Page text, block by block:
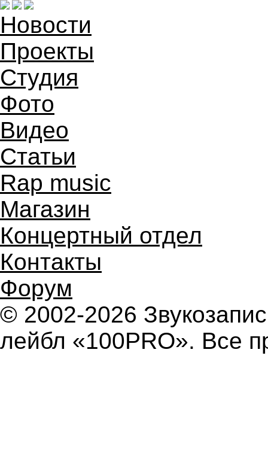
Новости
Проекты
Студия
Фото
Видео
Статьи
Rap music
Магазин
Концертный отдел
Контакты
Форум
© 2002-2026
лейбл «100PRO». Все